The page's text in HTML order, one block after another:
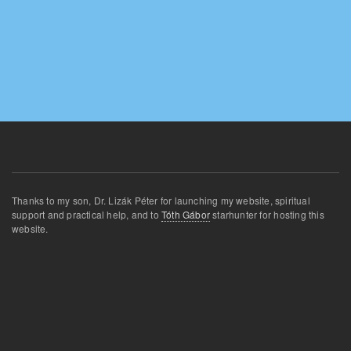
Thanks to my son, Dr. Lizák Péter for launching my website, spiritual
support and practical help, and toTóth Gáborstarhunter for hosting this
website.